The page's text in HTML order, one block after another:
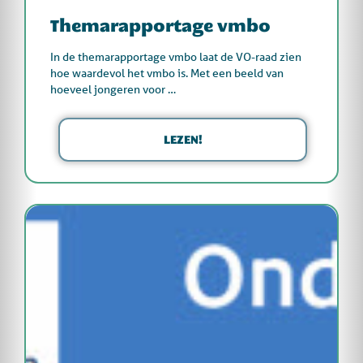
Themarapportage vmbo
In de themarapportage vmbo laat de VO-raad zien
hoe waardevol het vmbo is. Met een beeld van
hoeveel jongeren voor …
LEZEN!